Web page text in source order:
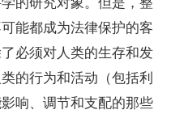
能都成为法律保护的客
必须对人类的生存和发
的行为和活动（包括利
响、调节和支配的那些